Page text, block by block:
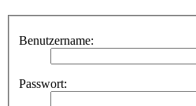
Benutzername:
Passwort: